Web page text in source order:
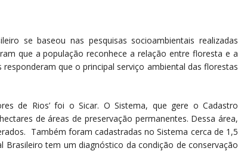
se baseou nas pesquisas socioambientais realizadas
que a população reconhece a relação entre floresta e a
que o principal serviço ambiental das florestas
de Rios’ foi o Sicar. O Sistema, que gere o Cadastro
de áreas de preservação permanentes. Dessa área,
Também foram cadastradas no Sistema cerca de 1,5
Brasileiro tem um diagnóstico da condição de conservação